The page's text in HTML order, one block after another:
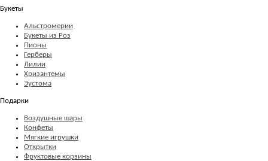
Букеты
Альстромерии
Букеты из Роз
Пионы
Герберы
Лилии
Хризантемы
Эустома
Подарки
Воздушные шары
Конфеты
Мягкие игрушки
Открытки
Фруктовые корзины